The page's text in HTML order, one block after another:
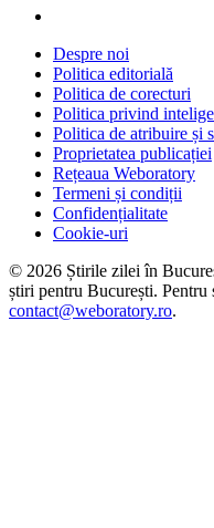
Despre noi
Politica editorială
Politica de corecturi
Politica privind
Politica de atribuire și
Proprietatea publicației
Rețeaua Weboratory
Termeni și condiții
Confidențialitate
Cookie-uri
© 2026 Știrile zilei în
știri pentru București. Pentru
contact@weboratory.ro.